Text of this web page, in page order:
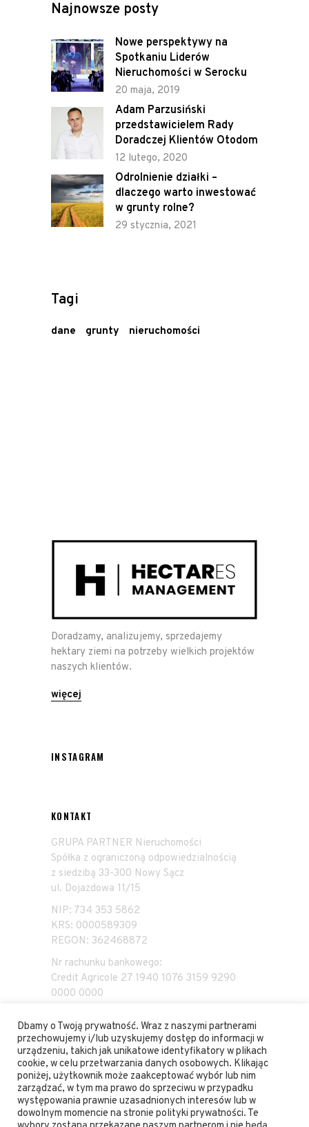
Najnowsze posty
Nowe perspektywy na
Spotkaniu Liderów
Nieruchomości w Serocku
20 maja, 2019
Adam Parzusiński
przedstawicielem Rady
Doradczej Klientów Otodom
12 lutego, 2020
Odrolnienie działki –
dlaczego warto inwestować
w grunty rolne?
29 stycznia, 2021
Tagi
dane grunty nieruchomości
Doradzamy, analizujemy, sprzedajemy
hektary ziemi na potrzeby wielkich projektów
naszych klientów.
więcej
INSTAGRAM
KONTAKT
GRUPA PARTNER Nieruchomości
Spółka z ograniczoną odpowiedzialnością
z siedzibą 33-300 Nowy Sącz
ul. Dojazdowa 11/15
NIP: 734 353 5862
KRS: 0000589309
REGON: 362468872
Nr rachunku bankowego:
Credit Agricole 27 1940 1076 3159 9290
0000 0000
© 2023 Wszelkie prawa zastrzeżone. Hectares
Management marka należy do GRUPA Partner
Dbamy o Twoją prywatność. Wraz z naszymi partnerami
przechowujemy i/lub uzyskujemy dostęp do informacji w
urządzeniu, takich jak unikatowe identyfikatory w plikach
cookie, w celu przetwarzania danych osobowych. Klikając
poniżej, użytkownik może zaakceptować wybór lub nim
zarządzać, w tym ma prawo do sprzeciwu w przypadku
występowania prawnie uzasadnionych interesów lub w
dowolnym momencie na stronie polityki prywatności. Te